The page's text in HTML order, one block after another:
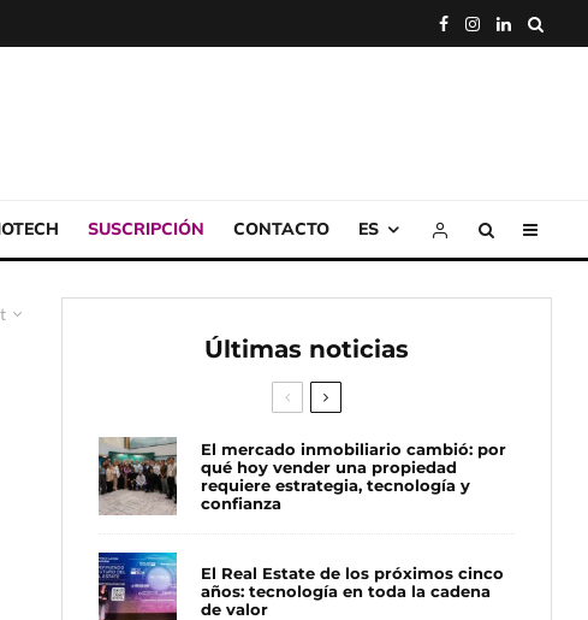
SUSCRIPCIÓN CONTACTO ES
Últimas noticias
El mercado inmobiliario cambió: por
qué hoy vender una propiedad
requiere estrategia, tecnología y
confianza
El Real Estate de los próximos cinco
años: tecnología en toda la cadena
de valor